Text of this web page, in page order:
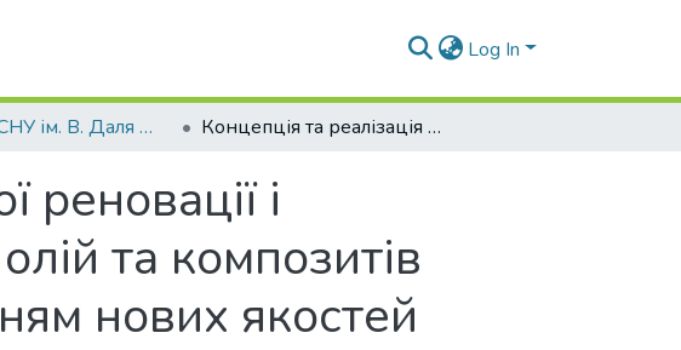
Log In
Вісник СНУ ім. В. Даля № 5(275) Концепція та реалізація комплексної реновації і регенерації гумотехнічних виробів, олій та композитів залізничного транспорту з отриманням нових якостей матеріалів.
реновації і
та композитів
нових якостей